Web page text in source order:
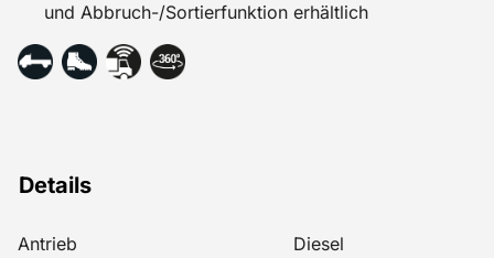
Details
Antrieb Diesel
und Abbruch-/Sortierfunktion erhältlich